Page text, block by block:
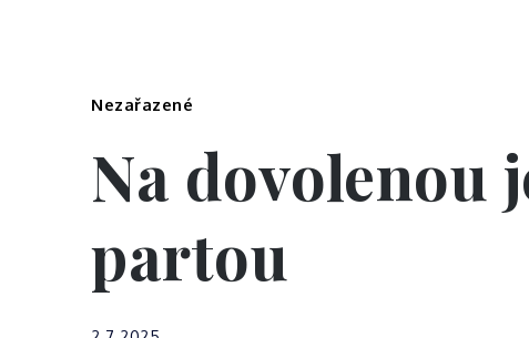
Nezařazené
Na dovolenou
partou